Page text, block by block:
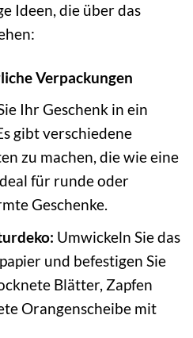
Ideen, die über das
Verpackungen
Ihr Geschenk in ein
gibt verschiedene
zu machen, die wie eine
für runde oder
Geschenke.
Umwickeln Sie das
und befestigen Sie
Blätter, Zapfen
Orangenscheibe mit